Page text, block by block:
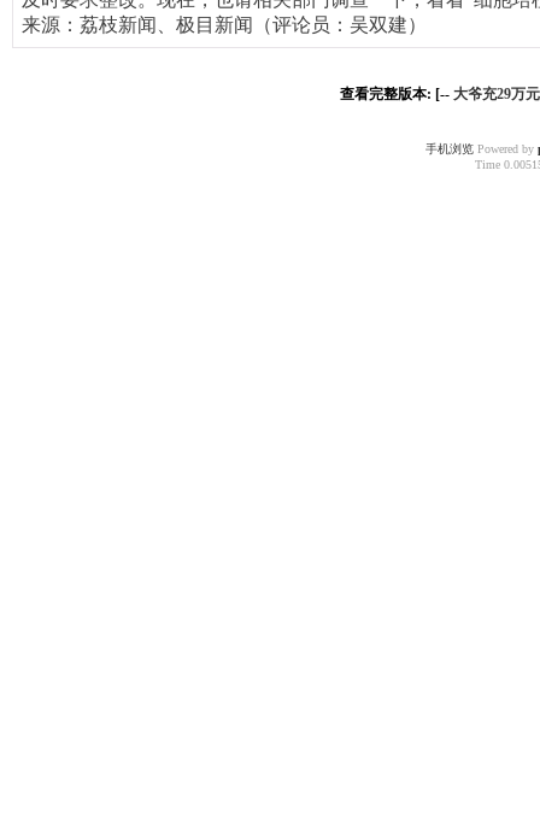
来源： 荔枝新闻、极目新闻（评论员：吴双建）
查看完整版本: [-- 大爷充29万
手机浏览Powered by
Time